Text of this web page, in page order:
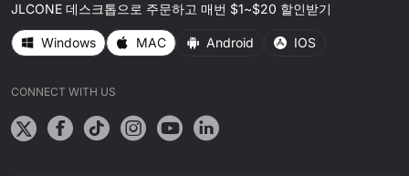
JLCONE 데스크톱으로 주문하고 매번 $1~$20 할인받기
Windows MAC Android IOS
CONNECT WITH US